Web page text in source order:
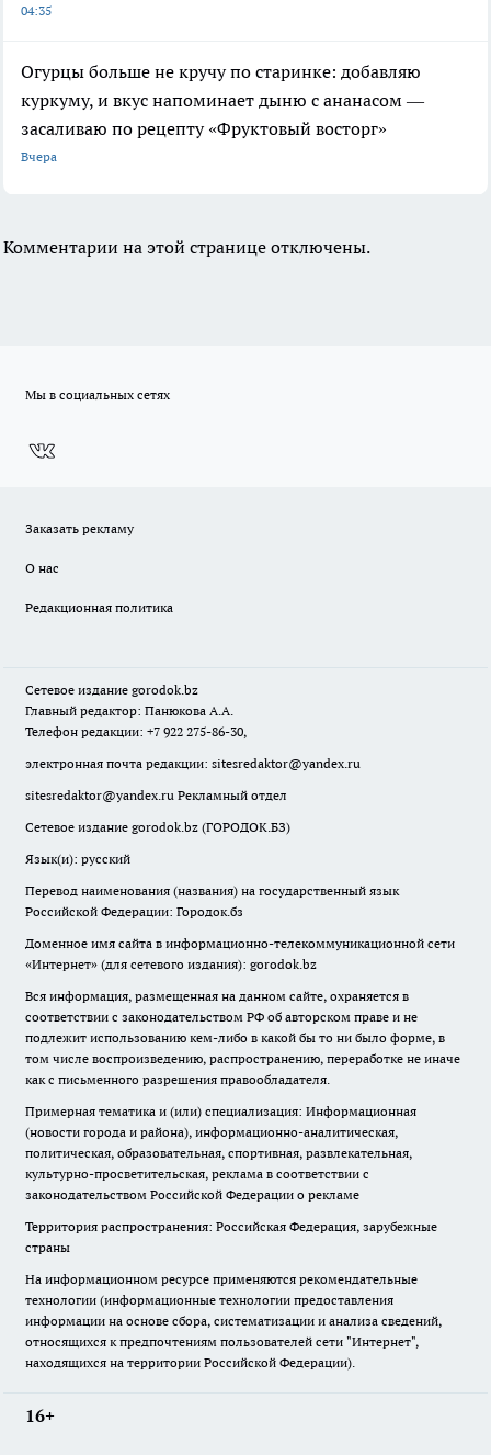
04:35
Огурцы больше не кручу по старинке: добавляю
куркуму, и вкус напоминает дыню с ананасом —
засаливаю по рецепту «Фруктовый восторг»
Вчера
Комментарии на этой странице отключены.
Мы в социальных сетях
Заказать рекламу
О нас
Редакционная политика
Сетевое издание gorodok.bz
Главный редактор: Панюкова А.А.
Телефон редакции: +7 922 275-86-30,
электронная почта редакции: sitesredaktor@yandex.ru
sitesredaktor@yandex.ru Рекламный отдел
Сетевое издание gorodok.bz (ГОРОДОК.БЗ)
Язык(и): русский
Перевод наименования (названия) на государственный язык
Российской Федерации: Городок.бз
Доменное имя сайта в информационно-телекоммуникационной сети
«Интернет» (для сетевого издания): gorodok.bz
Вся информация, размещенная на данном сайте, охраняется в
соответствии с законодательством РФ об авторском праве и не
подлежит использованию кем-либо в какой бы то ни было форме, в
том числе воспроизведению, распространению, переработке не иначе
как с письменного разрешения правообладателя.
Примерная тематика и (или) специализация: Информационная
(новости города и района), информационно-аналитическая,
политическая, образовательная, спортивная, развлекательная,
культурно-просветительская, реклама в соответствии с
законодательством Российской Федерации о рекламе
Территория распространения: Российская Федерация, зарубежные
страны
На информационном ресурсе применяются рекомендательные
технологии (информационные технологии предоставления
информации на основе сбора, систематизации и анализа сведений,
относящихся к предпочтениям пользователей сети "Интернет",
находящихся на территории Российской Федерации).
16+